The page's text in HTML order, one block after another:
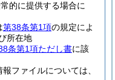
的に提供する場合に
第38条第1項の規定によ
所在地
条第1項ただし書に該
ファイルについては、